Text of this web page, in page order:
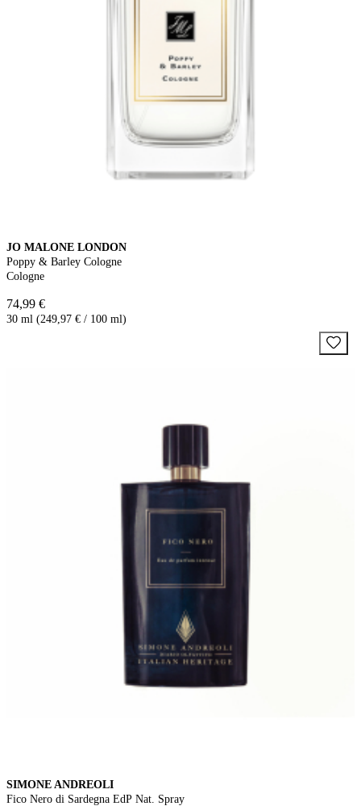
JO MALONE LONDON
Poppy & Barley Cologne
Cologne
74,99 €
30 ml (249,97 € / 100 ml)
SIMONE ANDREOLI
Fico Nero di Sardegna EdP Nat. Spray